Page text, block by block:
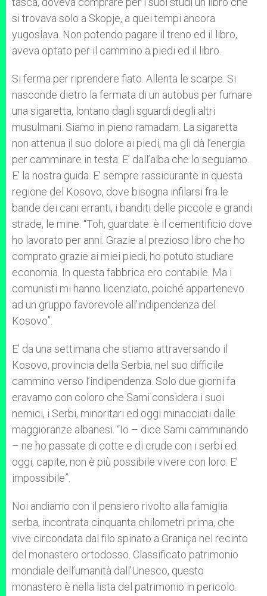
si trovava solo a Skopje, a quei tempi ancora
yugoslava. Non potendo pagare il treno ed il libro,
aveva optato per il cammino a piedi ed il libro.
Si ferma per riprendere fiato. Allenta le scarpe. Si
nasconde dietro la fermata di un autobus per fumare
una sigaretta, lontano dagli sguardi degli altri
musulmani. Siamo in pieno ramadam. La sigaretta
non attenua il suo dolore ai piedi, ma gli dà l’energia
per camminare in testa. E’ dall’alba che lo seguiamo.
E’ la nostra guida. E’ sempre rassicurante in questa
regione del Kosovo, dove bisogna infilarsi fra le
bande dei cani erranti, i banditi delle piccole e grandi
strade, le mine. “Toh, guardate: è il cementificio dove
ho lavorato per anni. Grazie al prezioso libro che ho
comprato grazie ai miei piedi, ho potuto studiare
economia. In questa fabbrica ero contabile. Ma i
comunisti mi hanno licenziato, poiché appartenevo
ad un gruppo favorevole all’indipendenza del
Kosovo”.
E’ da una settimana che stiamo attraversando il
Kosovo, provincia della Serbia, nel suo difficile
cammino verso l’indipendenza. Solo due giorni fa
eravamo con coloro che Sami considera i suoi
nemici, i Serbi, minoritari ed oggi minacciati dalle
maggioranze albanesi. “Io – dice Sami camminando
– ne ho passate di cotte e di crude con i serbi ed
oggi, capite, non è più possibile vivere con loro. E’
impossibile”.
Noi andiamo con il pensiero rivolto alla famiglia
serba, incontrata cinquanta chilometri prima, che
vive circondata dal filo spinato a Graniça nel recinto
del monastero ortodosso. Classificato patrimonio
mondiale dell’umanità dall’Unesco, questo
monastero è nella lista del patrimonio in pericolo.